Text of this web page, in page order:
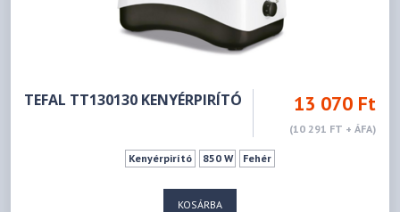
TEFAL TT130130 KENYÉRPIRÍTÓ 13 070 Ft
(10 291 FT + ÁFA)
Kenyérpirító 850 W Fehér
KOSÁRBA